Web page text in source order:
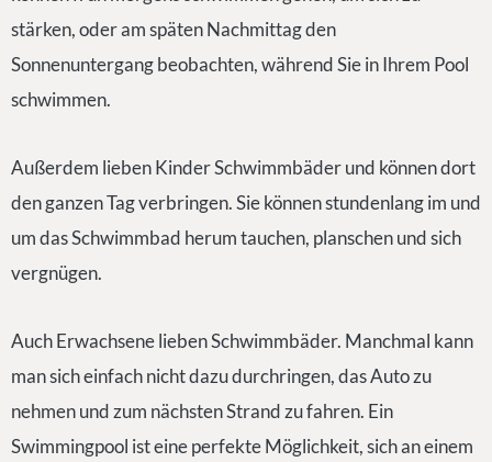
stärken, oder am späten Nachmittag den
Sonnenuntergang beobachten, während Sie in Ihrem Pool
schwimmen.
Außerdem lieben Kinder Schwimmbäder und können dort
den ganzen Tag verbringen. Sie können stundenlang im und
um das Schwimmbad herum tauchen, planschen und sich
vergnügen.
Auch Erwachsene lieben Schwimmbäder. Manchmal kann
man sich einfach nicht dazu durchringen, das Auto zu
nehmen und zum nächsten Strand zu fahren. Ein
Swimmingpool ist eine perfekte Möglichkeit, sich an einem